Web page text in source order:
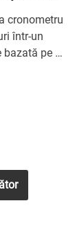
cronometru
într-un
bazată pe …